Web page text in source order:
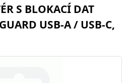
S BLOKACÍ DAT
USB-A / USB-C,